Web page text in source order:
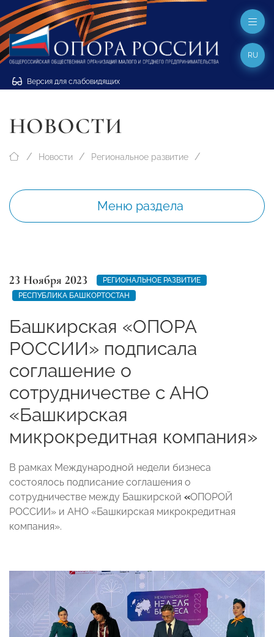
Версия для слабовидящих
RU
НОВОСТИ
Новости Региональное развитие
Меню раздела
23 Ноября 2023
РЕГИОНАЛЬНОЕ РАЗВИТИЕ
РЕСПУБЛИКА БАШКОРТОСТАН
Башкирская «ОПОРА
РОССИИ» подписала
соглашение о
сотрудничестве с АНО
«Башкирская
микрокредитная компания»
В рамках Международной недели бизнеса
состоялось подписание соглашения о
сотрудничестве между Башкирской «ОПОРОЙ
РОССИИ» и АНО «Башкирская микрокредитная
компания».